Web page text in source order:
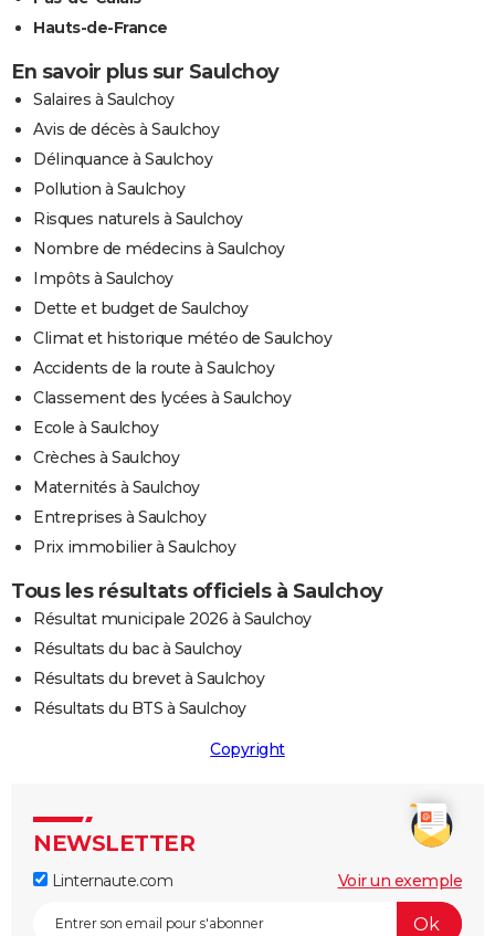
Hauts-de-France
En savoir plus sur Saulchoy
Salaires à Saulchoy
Avis de décès à Saulchoy
Délinquance à Saulchoy
Pollution à Saulchoy
Risques naturels à Saulchoy
Nombre de médecins à Saulchoy
Impôts à Saulchoy
Dette et budget de Saulchoy
Climat et historique météo de Saulchoy
Accidents de la route à Saulchoy
Classement des lycées à Saulchoy
Ecole à Saulchoy
Crèches à Saulchoy
Maternités à Saulchoy
Entreprises à Saulchoy
Prix immobilier à Saulchoy
Tous les résultats officiels à Saulchoy
Résultat municipale 2026 à Saulchoy
Résultats du bac à Saulchoy
Résultats du brevet à Saulchoy
Résultats du BTS à Saulchoy
Copyright
NEWSLETTER
Linternaute.com Voir un exemple